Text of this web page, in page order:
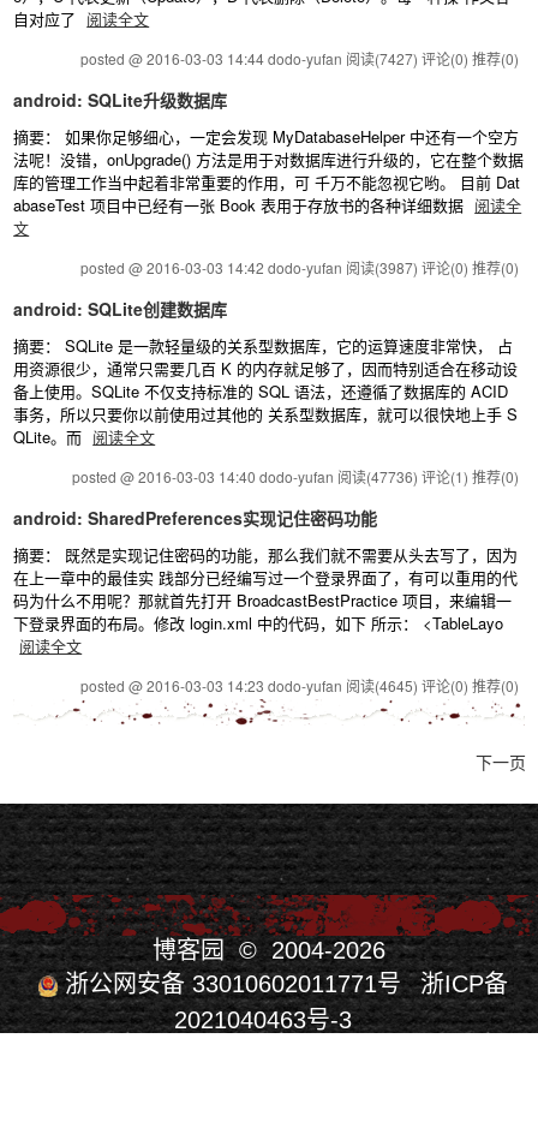
自对应了 阅读全文
posted @ 2016-03-03 14:44 dodo-yufan 阅读(7427) 评论(0) 推荐(0)
android: SQLite升级数据库
摘要： 如果你足够细心，一定会发现 MyDatabaseHelper 中还有一个空方
法呢！没错，onUpgrade() 方法是用于对数据库进行升级的，它在整个数据
库的管理工作当中起着非常重要的作用，可 千万不能忽视它哟。 目前 Dat
abaseTest 项目中已经有一张 Book 表用于存放书的各种详细数据 阅读全
文
posted @ 2016-03-03 14:42 dodo-yufan 阅读(3987) 评论(0) 推荐(0)
android: SQLite创建数据库
摘要： SQLite 是一款轻量级的关系型数据库，它的运算速度非常快， 占
用资源很少，通常只需要几百 K 的内存就足够了，因而特别适合在移动设
备上使用。SQLite 不仅支持标准的 SQL 语法，还遵循了数据库的 ACID
事务，所以只要你以前使用过其他的 关系型数据库，就可以很快地上手 S
QLite。而 阅读全文
posted @ 2016-03-03 14:40 dodo-yufan 阅读(47736) 评论(1) 推荐(0)
android: SharedPreferences实现记住密码功能
摘要： 既然是实现记住密码的功能，那么我们就不需要从头去写了，因为
在上一章中的最佳实 践部分已经编写过一个登录界面了，有可以重用的代
码为什么不用呢？那就首先打开 BroadcastBestPractice 项目，来编辑一
下登录界面的布局。修改 login.xml 中的代码，如下 所示： <TableLayo
阅读全文
posted @ 2016-03-03 14:23 dodo-yufan 阅读(4645) 评论(0) 推荐(0)
下一页
博客园 © 2004-2026
浙公网安备 33010602011771号
浙ICP备
2021040463号-3